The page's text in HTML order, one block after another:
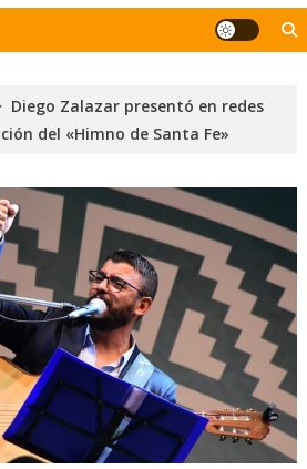
Diego Zalazar presentó en redes
del «Himno de Santa Fe»